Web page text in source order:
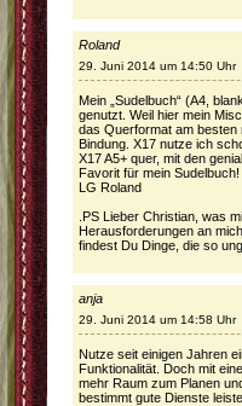
Roland
29. Juni 2014 um 14:50 Uhr
Mein „Sudelbuch“ (A4,
genutzt. Weil hier mein
das Querformat am besten
Bindung. X17 nutze ich
X17 A5+ quer, mit den
Favorit für mein Sudelbuch!
LG Roland
.PS Lieber Christian, was
Herausforderungen an
findest Du Dinge, die so
anja
29. Juni 2014 um 14:58 Uhr
Nutze seit einigen Jahren
Funktionalität. Doch mit
mehr Raum zum Planen
bestimmt gute Dienste